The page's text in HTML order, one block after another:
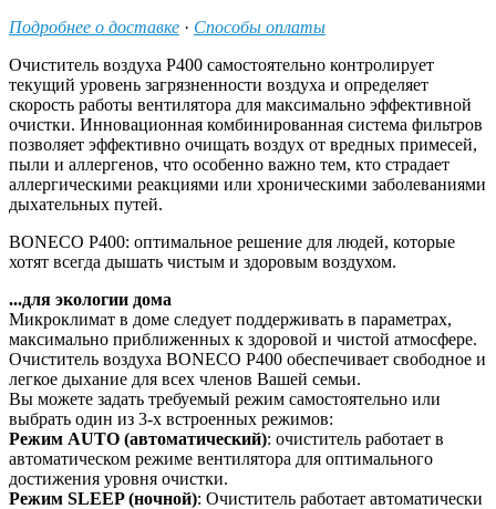
Подробнее о доставке · Способы оплаты
Очиститель воздуха P400 самостоятельно контролирует
текущий уровень загрязненности воздуха и определяет
скорость работы вентилятора для максимально эффективной
очистки. Инновационная комбинированная система фильтров
позволяет эффективно очищать воздух от вредных примесей,
пыли и аллергенов, что особенно важно тем, кто страдает
аллергическими реакциями или хроническими заболеваниями
дыхательных путей.
BONECO P400: оптимальное решение для людей, которые
хотят всегда дышать чистым и здоровым воздухом.
...для экологии дома
Микроклимат в доме следует поддерживать в параметрах,
максимально приближенных к здоровой и чистой атмосфере.
Очиститель воздуха BONECO P400 обеспечивает свободное и
легкое дыхание для всех членов Вашей семьи.
Вы можете задать требуемый режим самостоятельно или
выбрать один из 3-х встроенных режимов:
Режим AUTO (автоматический): очиститель работает в
автоматическом режиме вентилятора для оптимального
достижения уровня очистки.
Режим SLEEP (ночной): Очиститель работает автоматически